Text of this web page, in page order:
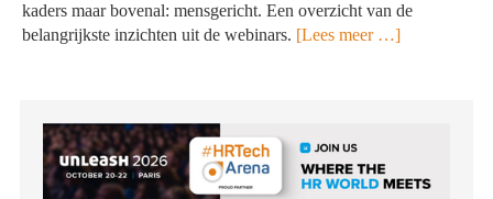
kaders maar bovenal: mensgericht. Een overzicht van de
belangrijkste inzichten uit de webinars. [Lees meer …]